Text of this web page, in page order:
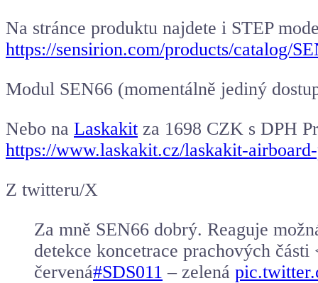
Na stránce produktu najdete i STEP
https://sensirion.com/products/catalog/
Modul SEN66 (momentálně jediný
Nebo na Laskakit za 1698 CZK s DPH
https://www.laskakit.cz/laskakit-
Z twitteru/X
Za mně SEN66 dobrý. Reaguje
detekce koncetrace prachových části
červená#SDS011 – zelená